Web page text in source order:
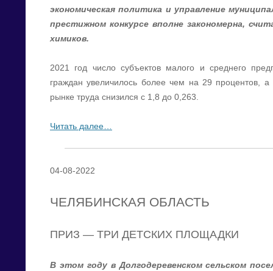
экономическая политика и управление
престижном конкурсе вполне закономерна,
химиков.
2021 год число субъектов малого и среднего
граждан увеличилось более чем на 29 процентов,
рынке труда снизился с 1,8 до 0,263.
Читать далее…
04-08-2022
ЧЕЛЯБИНСКАЯ ОБЛАСТЬ
ПРИЗ — ТРИ ДЕТСКИХ ПЛОЩАДКИ
В этом году в Долгодеревенском сельском